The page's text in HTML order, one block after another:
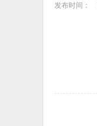
发布时间：